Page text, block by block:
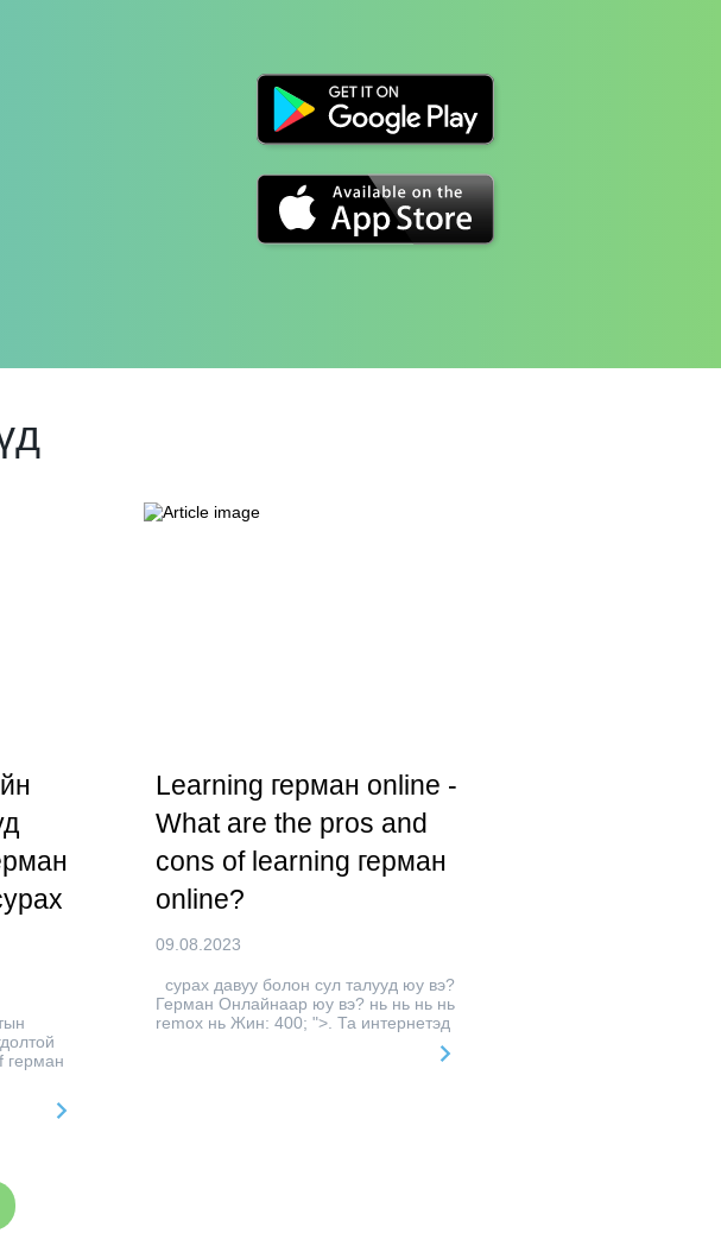
герман
Learning герман online -
What are the pros and
cons of learning герман
online?
09.08.2023
сурах давуу болон сул талууд юу вэ?
Герман Онлайнаар юу вэ? нь нь нь нь
remox нь Жин: 400; ">. Та интернетэд